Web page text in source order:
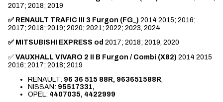
2017; 2018; 2019
✅ RENAULT TRAFIC III 3 Furgon (FG_) 2014 2015; 2016;
2017; 2018; 2019; 2020; 2021; 2022; 2023, 2024
✅ MITSUBISHI EXPRESS od 2017; 2018; 2019, 2020
✅ VAUXHALL VIVARO 2 II B Furgon / Combi (X82) 2014 2015
2016; 2017; 2018; 2019
RENAULT: 96 36 515 88R, 963651588R,
NISSAN: 95517331,
OPEL: 4407035, 4422999